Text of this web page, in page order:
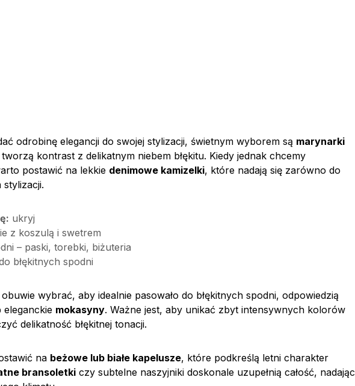
odrobinę elegancji do swojej stylizacji, świetnym wyborem są marynarki
kontrast z delikatnym niebem błękitu. Kiedy jednak chcemy
postawić na lekkie denimowe kamizelki, które nadają się zarówno do
stylizacji.
ukryj
z koszulą i swetrem
– paski, torebki, biżuteria
błękitnych spodni
wybrać, aby idealnie pasowało do błękitnych spodni, odpowiedzią
eleganckie mokasyny. Ważne jest, aby unikać zbyt intensywnych kolorów
delikatność błękitnej tonacji.
na beżowe lub białe kapelusze, które podkreślą letni charakter
bransoletki czy subtelne naszyjniki doskonale uzupełnią całość, nadając